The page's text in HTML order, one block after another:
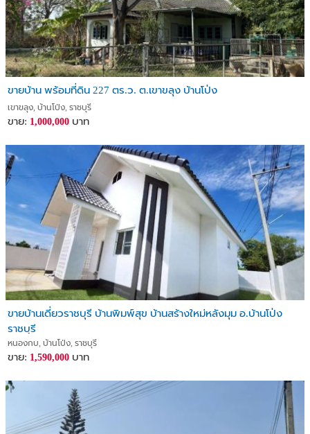
ขายบ้าน พร้อมที่ดิน 227 ตร.ว. ต.เขาขลุง บ้านโป่ง
เขาขลุง, บ้านโป่ง, ราชบุรี
ขาย: 1,000,000 บาท
ขายบ้านเดี่ยวราชบุรี บ้านพิมพ์สุข บ้านสร้างใหม่หลังมุม อ.บ้านโป่ง
ราชบุรี
หนองกบ, บ้านโป่ง, ราชบุรี
ขาย: 1,590,000 บาท